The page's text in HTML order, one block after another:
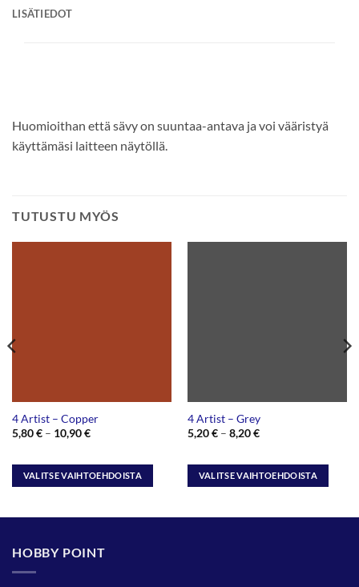
LISÄTIEDOT
Huomioithan että sävy on suuntaa-antava ja voi vääristyä
käyttämäsi laitteen näytöllä.
TUTUSTU MYÖS
4 Artist – Copper
5,80€ – 10,90€Hintaluokka:
10,90 €
VALITSE VAIHTOEHDOISTA
muunnelma.
4 Artist – Grey
5,20€ – 8,20€Hintaluokka:
8,20 €
VALITSE VAIHTOEHDOISTA
HOBBY POINT